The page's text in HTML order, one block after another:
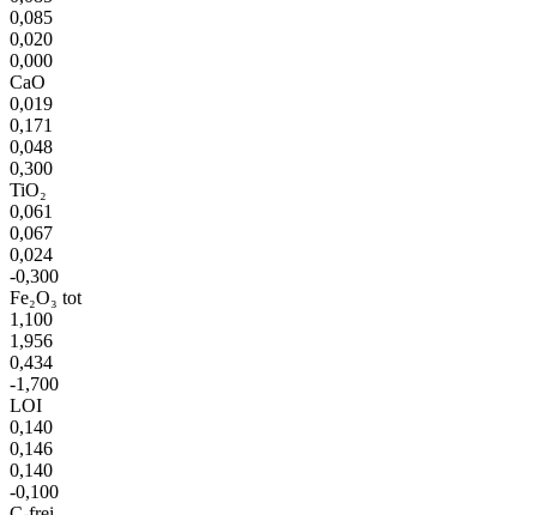
0,085
0,020
0,000
CaO
0,019
0,171
0,048
0,300
TiO₂
0,061
0,067
0,024
-0,300
Fe₂O₃ tot
1,100
1,956
0,434
-1,700
LOI
0,140
0,146
0,140
-0,100